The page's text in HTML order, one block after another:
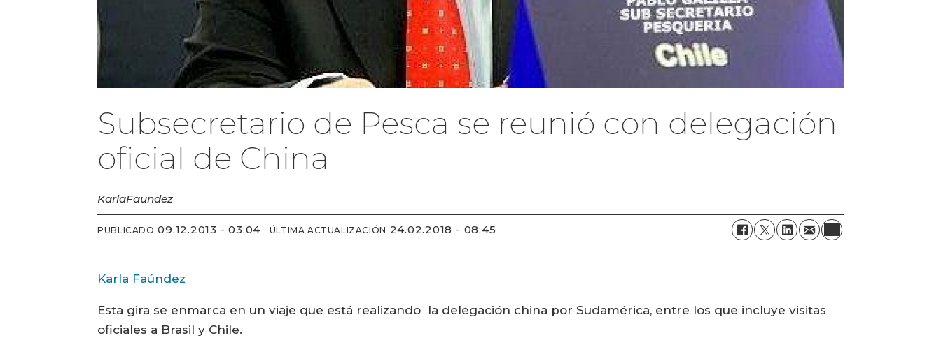
Subsecretario de Pesca se reunió con delegación
oficial de China
KarlaFaundez
PUBLICADO 09.12.2013 - 03:04 ÚLTIMA ACTUALIZACIÓN 24.02.2018 - 08:45
Karla Faúndez
Esta gira se enmarca en un viaje que está realizando la delegación china por Sudamérica, entre los que incluye visitas
oficiales a Brasil y Chile.